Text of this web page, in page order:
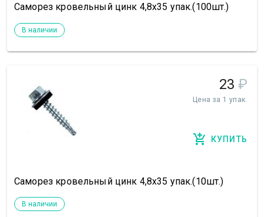
Саморез кровельный цинк 4,8х35 упак.(100шт.)
В наличии
23 ₽
Цена за 1 упак.
КУПИТЬ
Саморез кровельный цинк 4,8х35 упак.(10шт.)
В наличии